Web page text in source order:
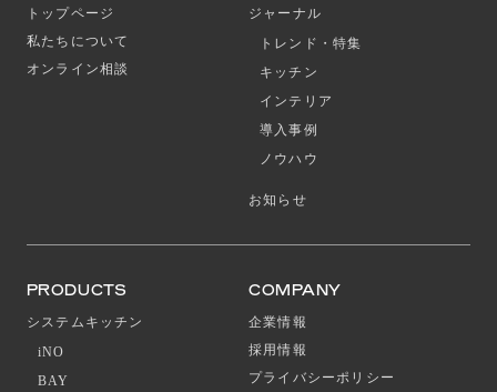
トップページ
私たちについて
オンライン相談
ジャーナル
トレンド・特集
キッチン
インテリア
導入事例
ノウハウ
お知らせ
PRODUCTS
システムキッチン
iNO
BAY
COMPANY
企業情報
採用情報
プライバシーポリシー